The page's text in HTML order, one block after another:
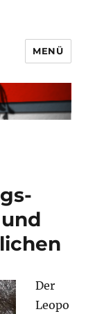
MENÜ
Der
Leopo